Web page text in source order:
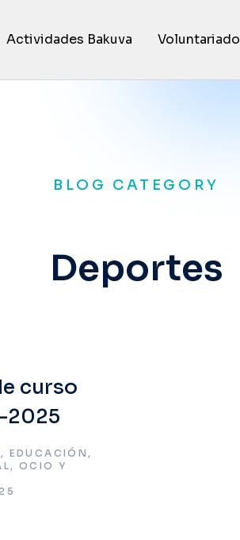
Actividades Bakuva Voluntariado
BLOG CATEGORY
Deportes
curso
2025
, EDUCACIÓN ,
,OCIO Y